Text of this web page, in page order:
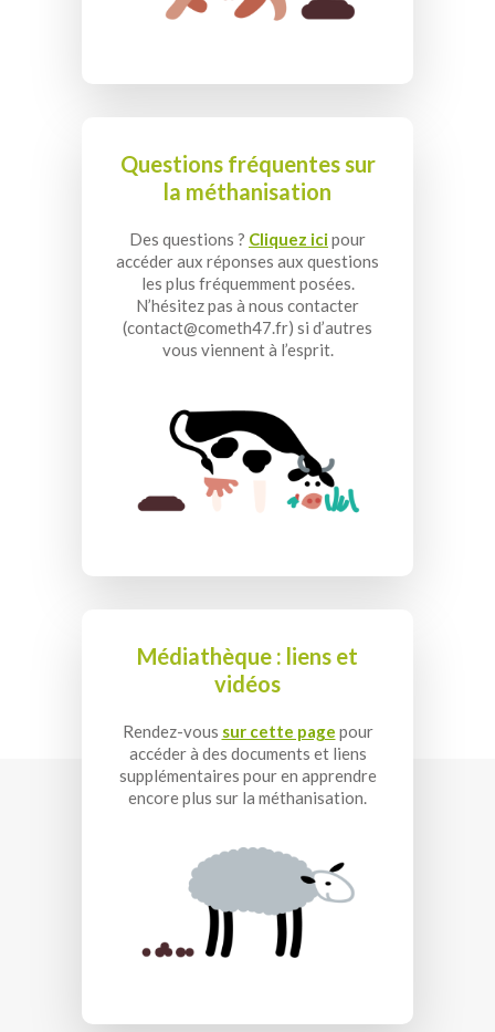
Questions fréquentes sur
la méthanisation
Des questions ? Cliquez icipour
accéder aux réponses aux questions
les plus fréquemment posées.
N’hésitez pas à nous contacter
(contact@cometh47.fr) si d’autres
vous viennent à l’esprit.
Médiathèque : liens et
vidéos
Rendez-vous sur cette page pour
accéder à des documents et liens
supplémentaires pour en apprendre
encore plus sur la méthanisation.